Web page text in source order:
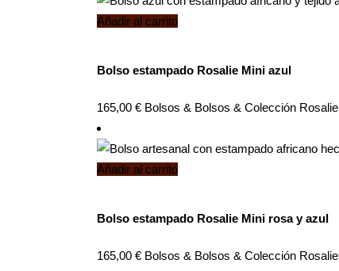
Añadir al carrito
Bolso estampado Rosalie Mini azul
165,00 € Bolsos & Bolsos & Colección Rosalie
Añadir al carrito
Bolso estampado Rosalie Mini rosa y azul
165,00 € Bolsos & Bolsos & Colección Rosalie